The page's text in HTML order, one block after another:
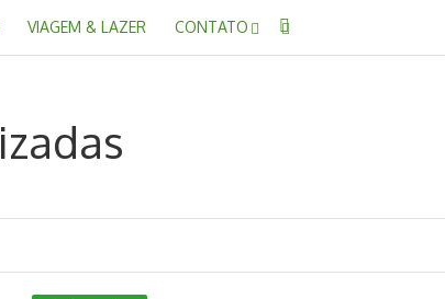
VIAGEM & LAZER CONTATO